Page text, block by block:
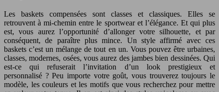
Les baskets compensées sont classes et classiques. Elles se
retrouvent à mi-chemin entre le sportwear et l’élégance. Et qui plus
est, vous aurez l’opportunité d’allonger votre silhouette, et par
conséquent, de paraître plus mince. Un style affirmé avec ces
baskets c’est un mélange de tout en un. Vous pouvez être urbaines,
classes, modernes, osées, vous aurez des jambes bien dessinées. Qui
est-ce qui refuserait l’invitation d’un look prestigieux et
personnalisé ? Peu importe votre goût, vous trouverez toujours le
modèle, les couleurs et les motifs que vous recherchez pour mettre